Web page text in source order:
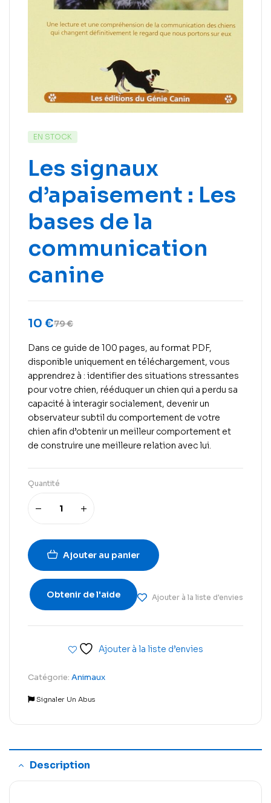
EN STOCK
Les signaux
d’apaisement : Les
bases de la
communication
canine
79€
10 €
Dans ce guide de 100 pages, au format PDF,
disponible uniquement en téléchargement, vous
apprendrez à : identifier des situations stressantes
pour votre chien, rééduquer un chien qui a perdu sa
capacité à interagir socialement, devenir un
observateur subtil du comportement de votre
chien afin d’obtenir un meilleur comportement et
de construire une meilleure relation avec lui.
Quantité
Ajouter au panier
Obtenir de l'aide Ajouter à la liste d'envies
Ajouter à la liste d’envies
Catégorie: Animaux
Signaler Un Abus
Description